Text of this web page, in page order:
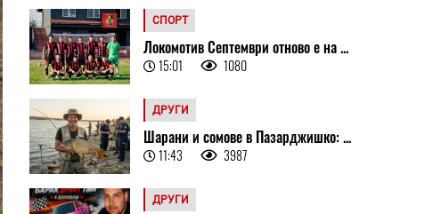
СПОРТ
Локомотив Септември отново е на ...
15:01 1080
ДРУГИ
Шарани и сомове в Пазарджишко: ...
11:43 3987
ДРУГИ